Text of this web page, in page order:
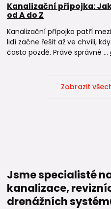
Kanalizační přípojka:
od A do Z
Kanalizační přípojka patří
lidí začne řešit až ve chvíli,
často pozdě. Právě správné ...
Zobrazit
Jsme specialisté
kanalizace,
drenážních